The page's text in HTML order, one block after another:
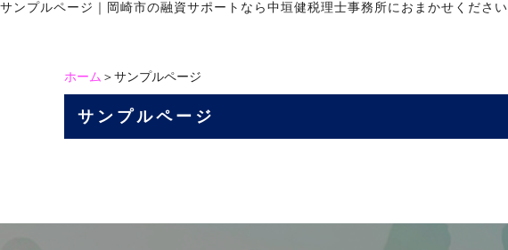
サンプルページ 岡崎市の融資サポートなら中垣健税理士事務所におまかせください
ホーム ＞サンプルページ
サンプルページ